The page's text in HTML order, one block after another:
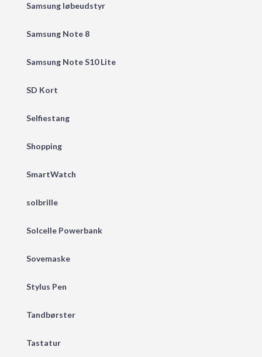
Samsung løbeudstyr
Samsung Note 8
Samsung Note S10 Lite
SD Kort
Selfiestang
Shopping
SmartWatch
solbrille
Solcelle Powerbank
Sovemaske
Stylus Pen
Tandbørster
Tastatur